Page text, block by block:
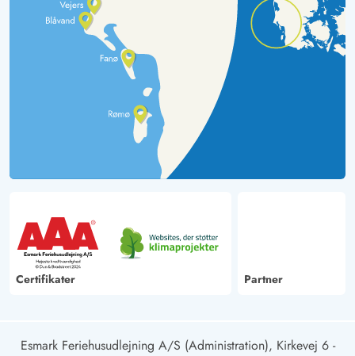
Certifikater Partner
Esmark Feriehusudlejning A/S (Administration), Kirkevej 6 -